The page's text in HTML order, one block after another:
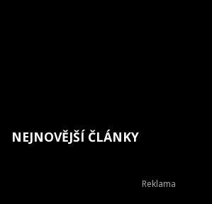
NEJNOVĚJŠÍ ČLÁNKY